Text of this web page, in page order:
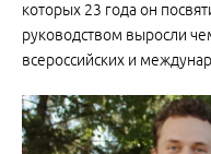
которых 23 года он
руководством выросли
всероссийских и